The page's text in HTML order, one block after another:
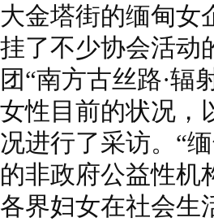
大金塔街的缅甸女
挂了不少协会活动
团“南方古丝路·辐
女性目前的状况，
况进行了采访。 “
的非政府公益性机
各界妇女在社会生